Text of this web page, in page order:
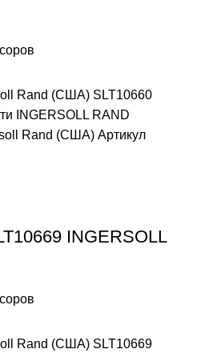
Rand (США) SLT10660
INGERSOLL RAND
Rand (США) Артикул
INGERSOLL
Rand (США) SLT10669